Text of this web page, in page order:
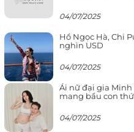
04/07/2025
Hồ Ngọc Hà, Chi
nghìn USD
04/07/2025
Ái nữ đại gia
mang bầu con
04/07/2025